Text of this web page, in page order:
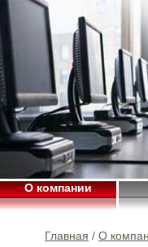
О компании
Главная / О